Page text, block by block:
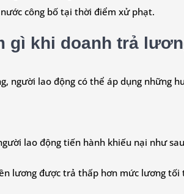
công bố tại thời điểm xử phạt.
gì khi doanh trả
người lao động có thể áp dụng những
lao động tiến hành khiếu nại như
lương được trả thấp hơn mức lương tối